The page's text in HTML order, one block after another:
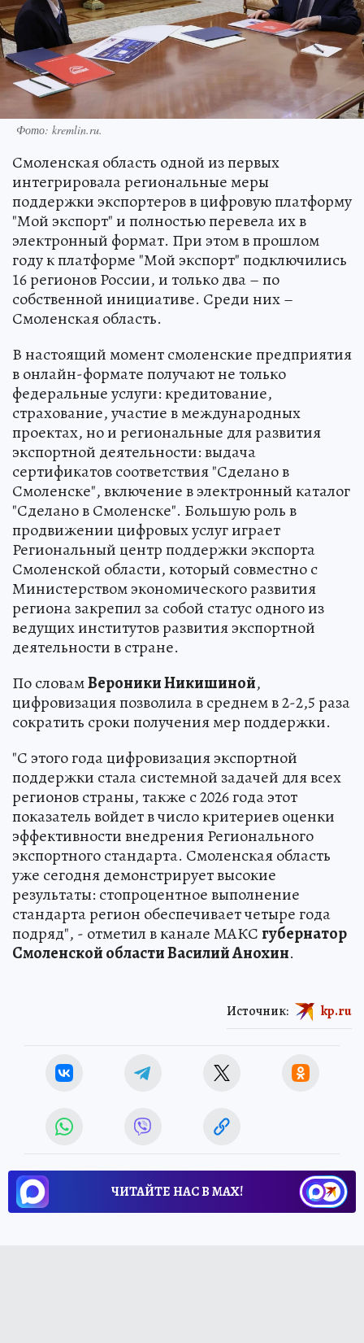
Фото: kremlin.ru.
Смоленская область одной из первых
интегрировала региональные меры
поддержки экспортеров в цифровую платформу
"Мой экспорт" и полностью перевела их в
электронный формат. При этом в прошлом
году к платформе "Мой экспорт" подключились
16 регионов России, и только два – по
собственной инициативе. Среди них –
Смоленская область.
В настоящий момент смоленские предприятия
в онлайн-формате получают не только
федеральные услуги: кредитование,
страхование, участие в международных
проектах, но и региональные для развития
экспортной деятельности: выдача
сертификатов соответствия "Сделано в
Смоленске", включение в электронный каталог
"Сделано в Смоленске". Большую роль в
продвижении цифровых услуг играет
Региональный центр поддержки экспорта
Смоленской области, который совместно с
Министерством экономического развития
региона закрепил за собой статус одного из
ведущих институтов развития экспортной
деятельности в стране.
По словамВероники Никишиной,
цифровизация позволила в среднем в 2-2,5 раза
сократить сроки получения мер поддержки.
"С этого года цифровизация экспортной
поддержки стала системной задачей для всех
регионов страны, также с 2026 года этот
показатель войдет в число критериев оценки
эффективности внедрения Регионального
экспортного стандарта. Смоленская область
уже сегодня демонстрирует высокие
результаты: стопроцентное выполнение
стандарта регион обеспечивает четыре года
подряд", - отметил в канале МАКСгубернатор
Смоленской области Василий Анохин.
Источник: kp.ru
ЧИТАЙТЕ НАС В МАХ!